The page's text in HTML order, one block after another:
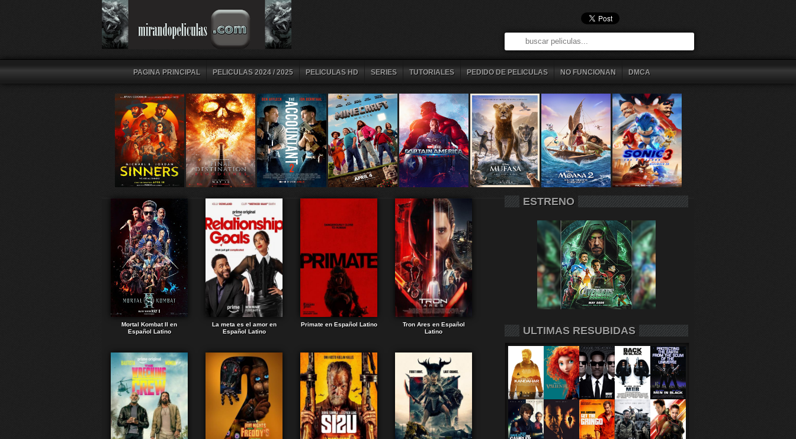
PAGINA PRINCIPAL PELICULAS 2024 / 2025 PELICULAS HD SERIES TUTORIALES PEDIDO DE PELICULAS NO FUNCIONAN DMCA
Mortal Kombat II en
Español Latino
La meta es el amor en
Español Latino
Primate en Español Latino
Tron Ares en Español
Latino
ESTRENO
ULTIMAS RESUBIDAS